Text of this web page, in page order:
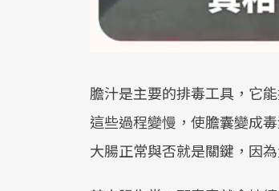
膽汁是主要的排毒工具，它
這些過程變慢，使膽囊變成
大腸正常與否就是關鍵，因